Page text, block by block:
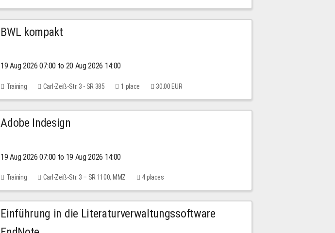
BWL kompakt
19 Aug 2026 07:00 to 20 Aug 2026 14:00
Training Carl-Zeiß-Str. 3 - SR 385 1 place 30.00 EUR
Adobe Indesign
19 Aug 2026 07:00 to 19 Aug 2026 14:00
Training Carl-Zeiß-Str. 3 – SR 1100, MMZ 4 places
Einführung in die Literaturverwaltungssoftware